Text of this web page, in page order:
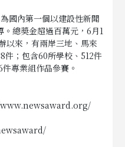
國內第一個以建設性新聞
總奬金超過百萬元，6月1
以來，有兩岸三地、馬來
件；包含60所學校、512件
專業組作品參賽。